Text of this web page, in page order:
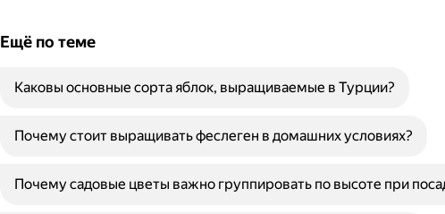
Ещё по теме
Каковы основные сорта яблок, выращиваемые в Турции?
Почему стоит выращивать феслеген в домашних условиях?
Почему садовые цветы важно группировать по высоте при